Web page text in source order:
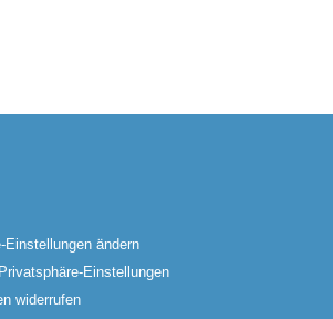
Einstellungen ändern
Einstellungen
widerrufen